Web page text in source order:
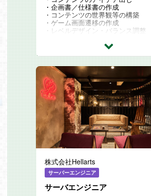
・企画書／仕様書の作成
・コンテンツの世界観等の構築
・ゲーム画面遷移の作成
・レベルデザイン・バランス調整
シャルゲームの開発・運用経験
・ゲーム案件以外にWeb案件
株式会社Hellarts
サーバーエンジニア
サーバエンジニア